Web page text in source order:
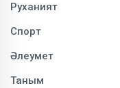
Руханият
Спорт
Әлеумет
Таным